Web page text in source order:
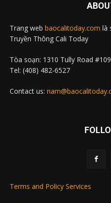
Trang web baocalitoday.com là
Truyền Thông Cali Today
Tòa soạn: 1310 Tully Road
Tel: (408) 482-6527
Contact us:
Terms and Policy Services